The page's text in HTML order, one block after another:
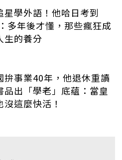
星學外語！他哈日考到
多年後才懂，那些瘋狂成
生的養分
拚事業40年，他退休重讀
品出「學老」底蘊：當皇
沒這麼快活！